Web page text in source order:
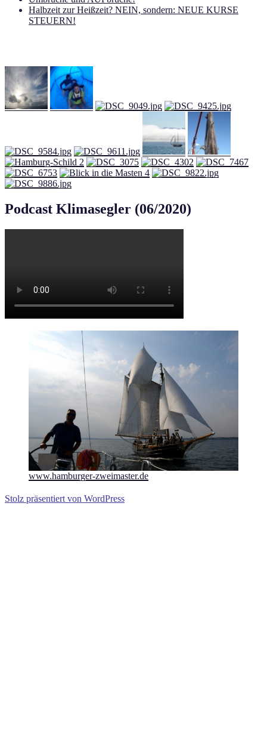
Halbzeit zur Heißzeit? NEIN, sondern: NEUE KURSE
STEUERN!
Podcast Klimasegler (06/2020)
www.hamburger-zweimaster.de
Stolz präsentiert von WordPress